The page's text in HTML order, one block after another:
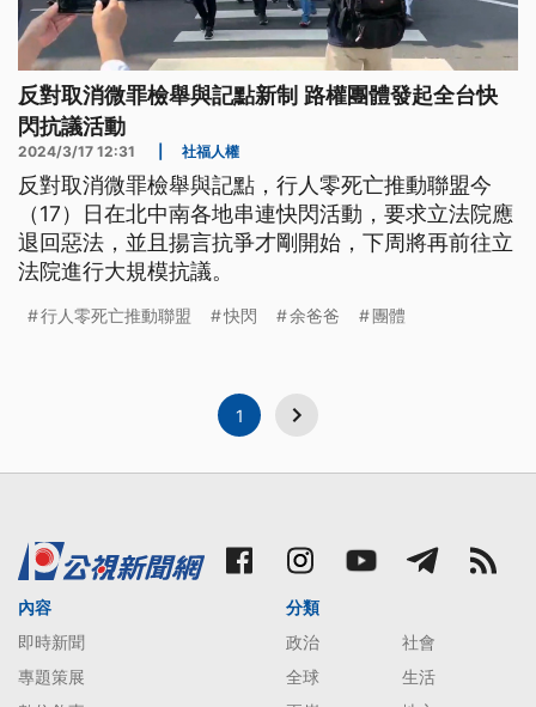
反對取消微罪檢舉與記點新制 路權團體發起全台快
閃抗議活動
2024/3/17 12:31 社福人權
反對取消微罪檢舉與記點，行人零死亡推動聯盟今
（17）日在北中南各地串連快閃活動，要求立法院應
退回惡法，並且揚言抗爭才剛開始，下周將再前往立
法院進行大規模抗議。
行人零死亡推動聯盟 快閃 余爸爸 團體
1
內容
即時新聞
專題策展
分類
政治
社會
全球
生活